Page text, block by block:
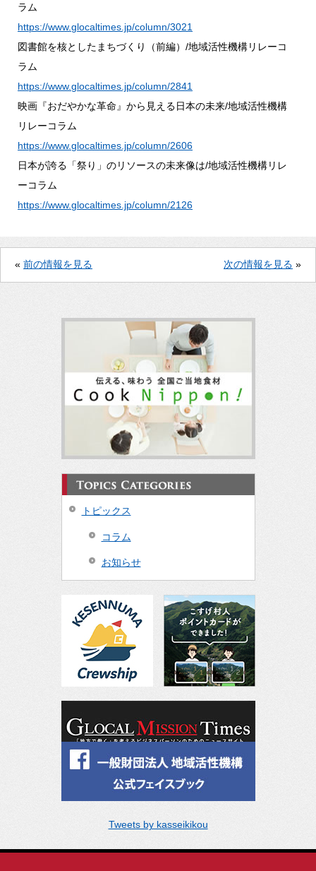
ラム
https://www.glocaltimes.jp/column/3021
図書館を核としたまちづくり（前編）/地域活性機構リレーコ
ラム
https://www.glocaltimes.jp/column/2841
映画『おだやかな革命』から見える日本の未来/地域活性機構
リレーコラム
https://www.glocaltimes.jp/column/2606
日本が誇る「祭り」のリソースの未来像は/地域活性機構リレ
ーコラム
https://www.glocaltimes.jp/column/2126
« 前の情報を見る 次の情報を見る »
トピックス
コラム
お知らせ
Tweets by kasseikikou